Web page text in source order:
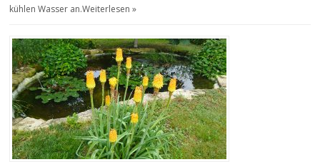
kühlen Wasser an.Weiterlesen »